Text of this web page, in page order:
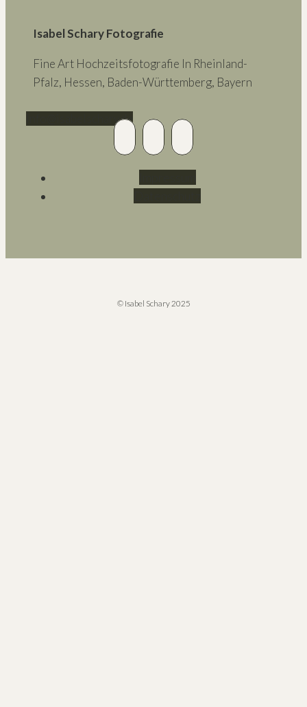
Isabel Schary Fotografie
Fine Art Hochzeitsfotografie In Rheinland-
Pfalz, Hessen, Baden-Württemberg, Bayern
Info@isabelschary.de
© Isabel Schary 2025